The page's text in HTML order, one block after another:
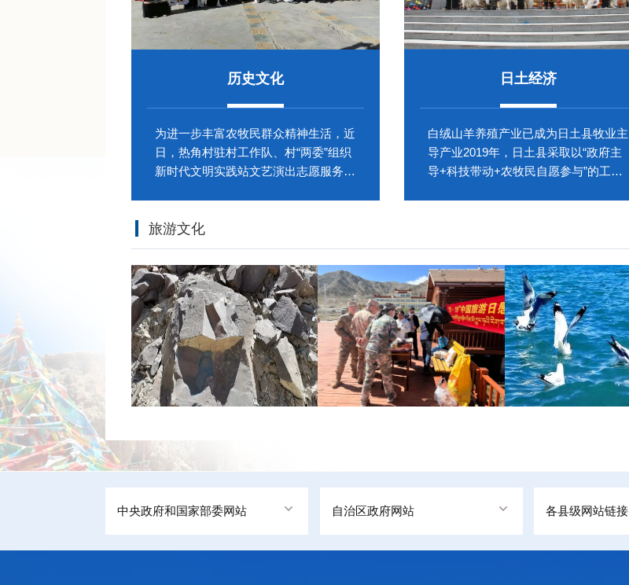
历史文化
为进一步丰富农牧民群众精神生活，近
日，热角村驻村工作队、村“两委”组织
新时代文明实践站文艺演出志愿服务队
日土经济
白绒山羊养殖产业已成为日土县牧业主
导产业2019年，日土县采取以“政府主
导+科技带动+农牧民自愿参与”的工作
旅游文化
中央政府和国家部委网站 自治区政府网站 各县级网站链接